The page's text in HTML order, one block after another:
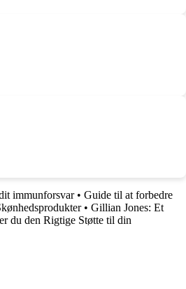
immunforsvar• Guide til at forbedre
• Gillian Jones: Et
du den Rigtige Støtte til din